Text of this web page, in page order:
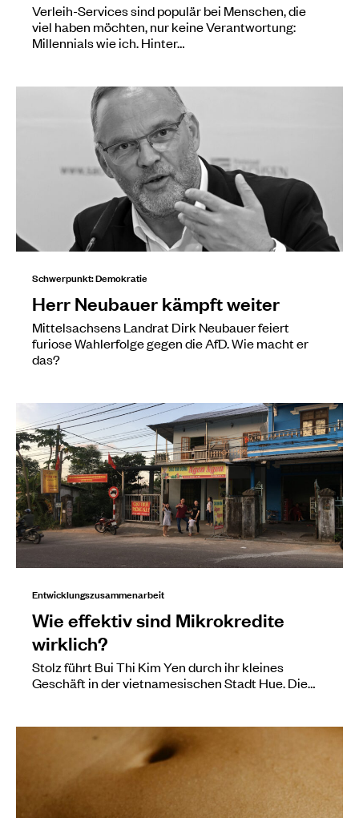
Verleih-Services sind populär bei Menschen, die
viel haben möchten, nur keine Verantwortung:
Millennials wie ich. Hinter…
Schwerpunkt: Demokratie
Herr Neubauer kämpft weiter
Mittelsachsens Landrat Dirk Neubauer feiert
furiose Wahlerfolge gegen die AfD. Wie macht er
das?
Entwicklungszusammenarbeit
Wie effektiv sind Mikrokredite
wirklich?
Stolz führt Bui Thi Kim Yen durch ihr kleines
Geschäft in der vietnamesischen Stadt Hue. Die…